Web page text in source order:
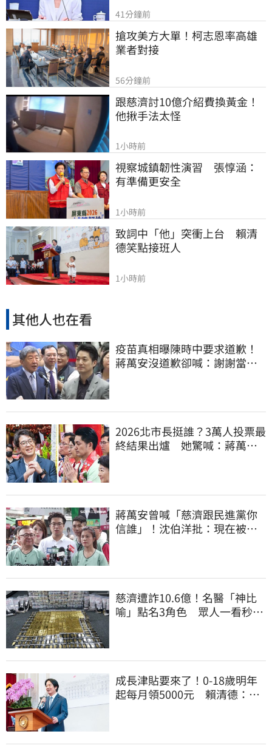
41分鐘前
搶攻美方大單！柯志恩率高雄
業者對接
56分鐘前
跟慈濟討10億介紹費換黃金！
他揪手法太怪
1小時前
視察城鎮韌性演習　張惇涵：
有準備更安全
1小時前
致詞中「他」突衝上台　賴清
德笑點接班人
1小時前
其他人也在看
疫苗真相曝陳時中要求道歉！
蔣萬安沒道歉卻喊：謝謝當時
2026北市長挺誰？3萬人投票最
終結果出爐 她驚喊：蔣萬安
蔣萬安曾喊「慈濟跟民進黨你
信誰」！沈伯洋批：現在被發
慈濟遭詐10.6億！名醫「神比
喻」點名3角色 眾人一看秒懂
成長津貼要來了！0-18歲明年
起每月領5000元 賴清德：此